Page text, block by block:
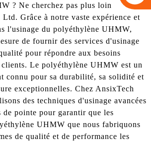
? Ne cherchez pas plus loin
Grâce à notre vaste expérience et
l'usinage du polyéthylène UHMW,
de fournir des services d'usinage
pour répondre aux besoins
clients. Le polyéthylène UHMW est un
connu pour sa durabilité, sa solidité et
exceptionnelles. Chez AnsixTech
des techniques d'usinage avancées
de pointe pour garantir que les
UHMW que nous fabriquons
de qualité et de performance les